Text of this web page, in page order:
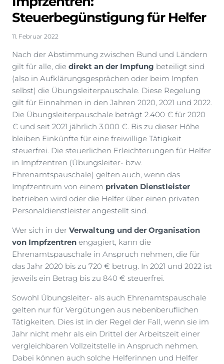
Steuerbegünstigung für Helfer
11. Februar 2022
Nach der Abstimmung zwischen Bund und Ländern
gilt für alle, die direkt an der Impfung beteiligt sind
(also in Aufklärungsgesprächen oder beim Impfen
selbst) die Übungsleiterpauschale. Diese Regelung
gilt für Einnahmen in den Jahren 2020, 2021 und 2022.
Die Übungsleiterpauschale beträgt 2.400 € für 2020
€ und seit 2021 jährlich 3.000 €. Bis zu dieser Höhe
bleiben Einkünfte für eine freiwillige Tätigkeit
steuerfrei. Die steuerlichen Erleichterungen für Helfer
in Impfzentren (Übungsleiter- bzw.
Ehrenamtspauschale) gelten auch, wenn das
Impfzentrum von einem privaten Dienstleister
betrieben wird oder die Helfer über einen privaten
Personaldienstleister angestellt sind.
Wer sich in der Verwaltung und der Organisation
von Impfzentren engagiert, kann die
Ehrenamtspauschale in Anspruch nehmen, die für
das Jahr 2020 bis zu 720 € betrug. In 2021 und 2022 ist
jeweils ein Betrag bis zu 840 € steuerfrei.
Sowohl Übungsleiter- als auch Ehrenamtspauschale
gelten nur für Vergütungen aus nebenberuflichen
Tätigkeiten. Dies ist in der Regel der Fall, wenn sie im
Jahr nicht mehr als ein Drittel der Arbeitszeit einer
vergleichbaren Vollzeitstelle in Anspruch nehmen.
Dabei können auch solche Helferinnen und Helfer